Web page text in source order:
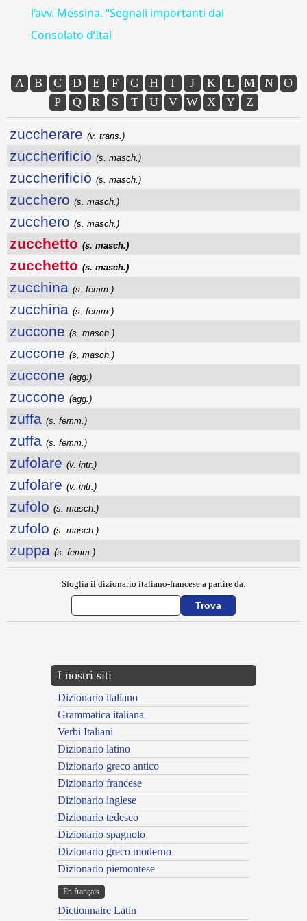
l’avv. Messina. “Segnali importanti dal
Consolato d’Ital
A B C D E F G H I J K L M N
O
P
Q R S T U V W X Y Z
zuccherare (v. trans.)
zuccherificio (s. masch.)
zuccherificio (s. masch.)
zucchero (s. masch.)
zucchero (s. masch.)
zucchetto (s. masch.)
zucchetto (s. masch.)
zucchina (s. femm.)
zucchina (s. femm.)
zuccone (s. masch.)
zuccone (s. masch.)
zuccone (agg.)
zuccone (agg.)
zuffa (s. femm.)
zuffa (s. femm.)
zufolare (v. intr.)
zufolare (v. intr.)
zufolo (s. masch.)
zufolo (s. masch.)
zuppa (s. femm.)
Sfoglia il dizionario italiano-francese a partire da:
I nostri siti
Dizionario italiano
Grammatica italiana
Verbi Italiani
Dizionario latino
Dizionario greco antico
Dizionario francese
Dizionario inglese
Dizionario tedesco
Dizionario spagnolo
Dizionario greco moderno
Dizionario piemontese
En français
Dictionnaire Latin